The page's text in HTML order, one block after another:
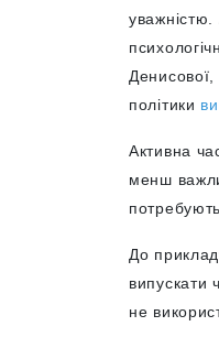
Денисової,
політики
Активна
менш
До
випускати
не